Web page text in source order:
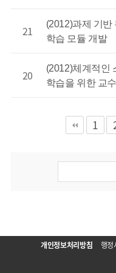
21
(2012)과제 기반
학습 모듈 개발
20
(2012)체계적인
학습을 위한 교
1
개인정보처리방침 행정